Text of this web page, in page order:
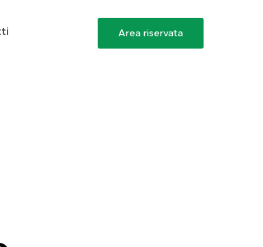
Area riservata